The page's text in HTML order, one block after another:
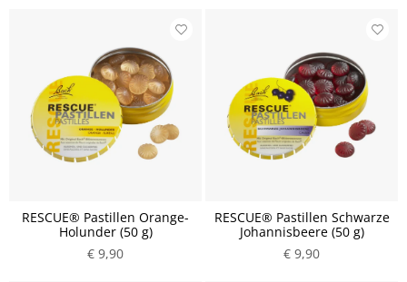
RESCUE® Pastillen Orange-
Holunder (50 g)
€ 9,90
RESCUE® Pastillen Schwarze
Johannisbeere (50 g)
€ 9,90